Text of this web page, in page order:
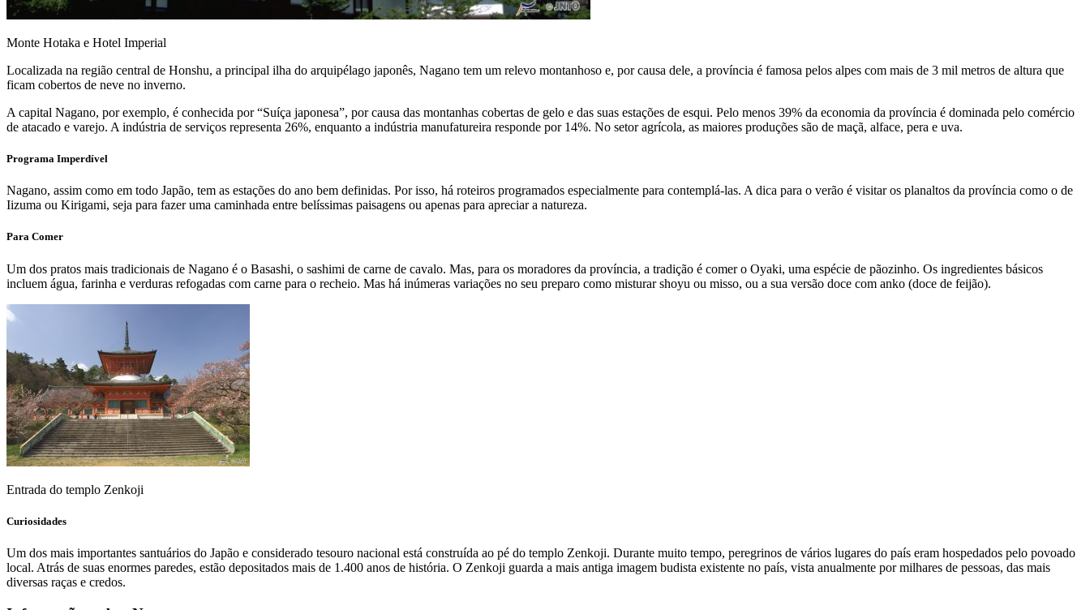
Monte Hotaka e Hotel Imperial
Localizada na região central de Honshu, a principal ilha do arquipélago japonês, Nagano tem um relevo montanhoso e, por causa dele, a província é famosa pelos alpes com mais de 3 mil metros de altura que
ficam cobertos de neve no inverno.
A capital Nagano, por exemplo, é conhecida por “Suíça japonesa”, por causa das montanhas cobertas de gelo e das suas estações de esqui. Pelo menos 39% da economia da província é dominada pelo comércio
de atacado e varejo. A indústria de serviços representa 26%, enquanto a indústria manufatureira responde por 14%. No setor agrícola, as maiores produções são de maçã, alface, pera e uva.
Programa Imperdível
Nagano, assim como em todo Japão, tem as estações do ano bem definidas. Por isso, há roteiros programados especialmente para contemplá-las. A dica para o verão é visitar os planaltos da província como o de
Iizuma ou Kirigami, seja para fazer uma caminhada entre belíssimas paisagens ou apenas para apreciar a natureza.
Para Comer
Um dos pratos mais tradicionais de Nagano é o Basashi, o sashimi de carne de cavalo. Mas, para os moradores da província, a tradição é comer o Oyaki, uma espécie de pãozinho. Os ingredientes básicos
incluem água, farinha e verduras refogadas com carne para o recheio. Mas há inúmeras variações no seu preparo como misturar shoyu ou misso, ou a sua versão doce com anko (doce de feijão).
Entrada do templo Zenkoji
Curiosidades
Um dos mais importantes santuários do Japão e considerado tesouro nacional está construída ao pé do templo Zenkoji. Durante muito tempo, peregrinos de vários lugares do país eram hospedados pelo povoado
local. Atrás de suas enormes paredes, estão depositados mais de 1.400 anos de história. O Zenkoji guarda a mais antiga imagem budista existente no país, vista anualmente por milhares de pessoas, das mais
diversas raças e credos.